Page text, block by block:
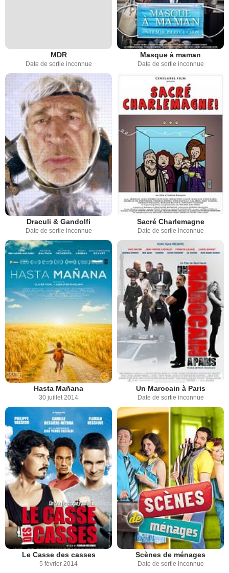
MDR
Date de sortie inconnue
Masque à maman
Date de sortie inconnue
Draculi & Gandolfi
Date de sortie inconnue
Sacré Charlemagne
Date de sortie inconnue
Hasta Mañana
30 juillet 2014
Un Marocain à Paris
Date de sortie inconnue
Le Casse des casses
5 février 2014
Scènes de ménages
Date de sortie inconnue